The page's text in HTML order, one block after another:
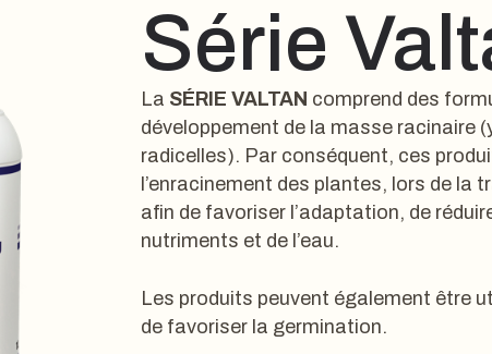
Série
La SÉRIE VALTAN comprend des
développement de la masse racinaire
radicelles). Par conséquent, ces
l’enracinement des plantes, lors de
afin de favoriser l’adaptation, de
nutriments et de l’eau.
Les produits peuvent également être
de favoriser la germination.